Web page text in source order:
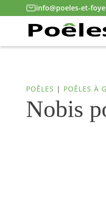
info@poeles-et-
POÊLES | POÊLES À
Nobis